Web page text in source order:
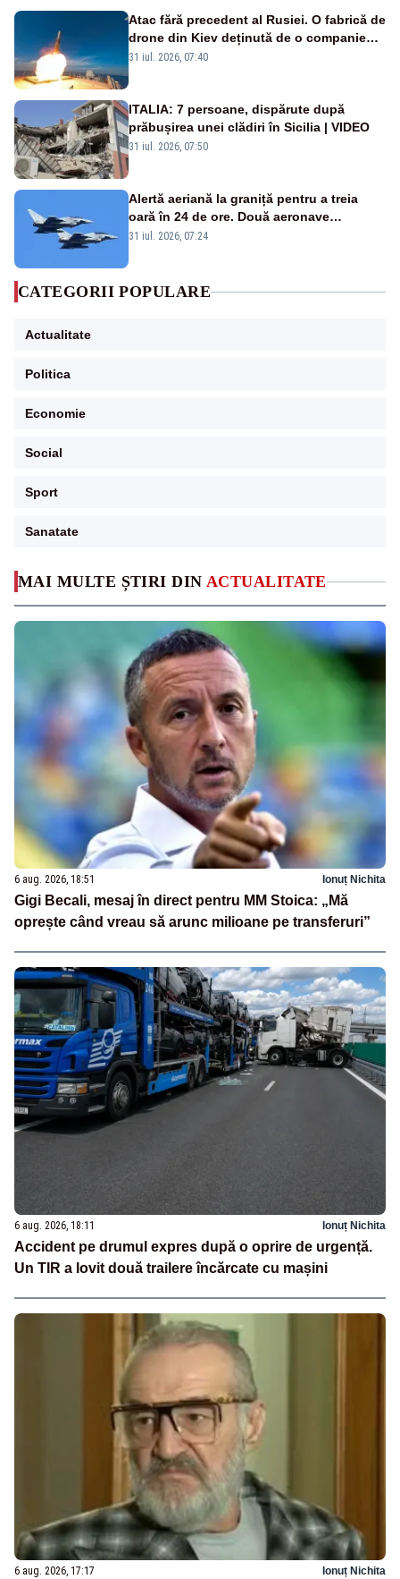
MAI MULTE ȘTIRI DIN ACTUALITATE
6 aug. 2026, 18:51 Ionuț Nichita
Gigi Becali, mesaj în direct pentru MM Stoica: „Mă
oprește când vreau să arunc milioane pe transferuri”
6 aug. 2026, 18:11 Ionuț Nichita
Accident pe drumul expres după o oprire de urgență.
Un TIR a lovit două trailere încărcate cu mașini
6 aug. 2026, 17:17 Ionuț Nichita
Atac fără precedent al Rusiei. O fabrică de
drone din Kiev deținută de o companie
americană, distrusă de o rachetă
31 iul. 2026, 07:40
ITALIA: 7 persoane, dispărute după
prăbușirea unei clădiri în Sicilia | VIDEO
31 iul. 2026, 07:50
Alertă aeriană la graniță pentru a treia
oară în 24 de ore. Două aeronave
Eurofighter britanice au fost ridicate de la
31 iul. 2026, 07:24
CATEGORII POPULARE
Actualitate
Politica
Economie
Social
Sport
Sanatate